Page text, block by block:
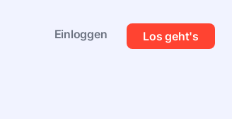
Einloggen Los geht's